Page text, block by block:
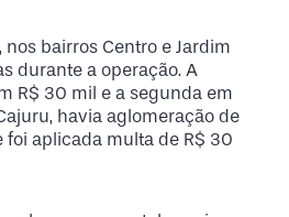
nos bairros Centro e Jardim
durante a operação. A
R$ 30 mil e a segunda em
havia aglomeração de
foi aplicada multa de R$ 30